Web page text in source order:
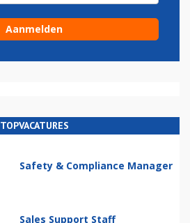
TOPVACATURES
Safety & Compliance Manager
Sales Support Staff